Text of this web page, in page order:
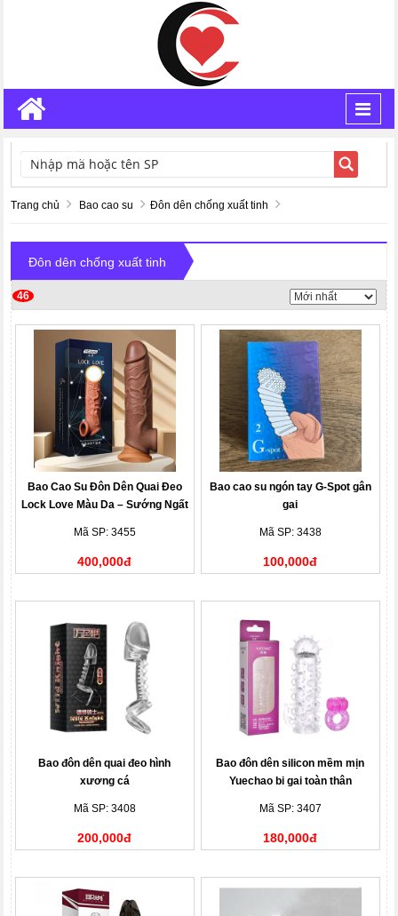
TÌM KIẾM
Trang chủ Bao cao su Đôn dên chống xuất tinh
Đôn dên chống xuất tinh
46
Bao Cao Su Đôn Dên Quai Đeo
Lock Love Màu Da – Sướng Ngất
Mã SP: 3455
400,000đ
Bao cao su ngón tay G-Spot gân
gai
Mã SP: 3438
100,000đ
Bao đôn dên quai đeo hình
xương cá
Mã SP: 3408
200,000đ
Bao đôn dên silicon mềm mịn
Yuechao bi gai toàn thân
Mã SP: 3407
180,000đ